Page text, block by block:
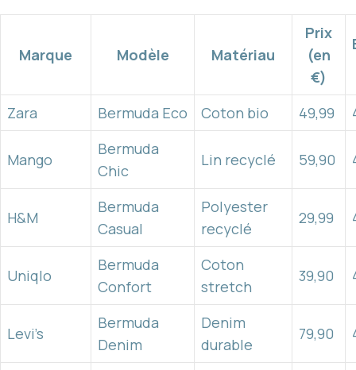
Marque Modèle Matériau
Prix
(en
€)
Zara Bermuda Eco Coton bio 49,99
Mango
Bermuda
Chic
Lin recyclé 59,90
H&M
Bermuda
Casual
Polyester
recyclé
29,99
Uniqlo
Bermuda
Confort
Coton
stretch
39,90
Levi’s
Bermuda
Denim
Denim
durable
79,90